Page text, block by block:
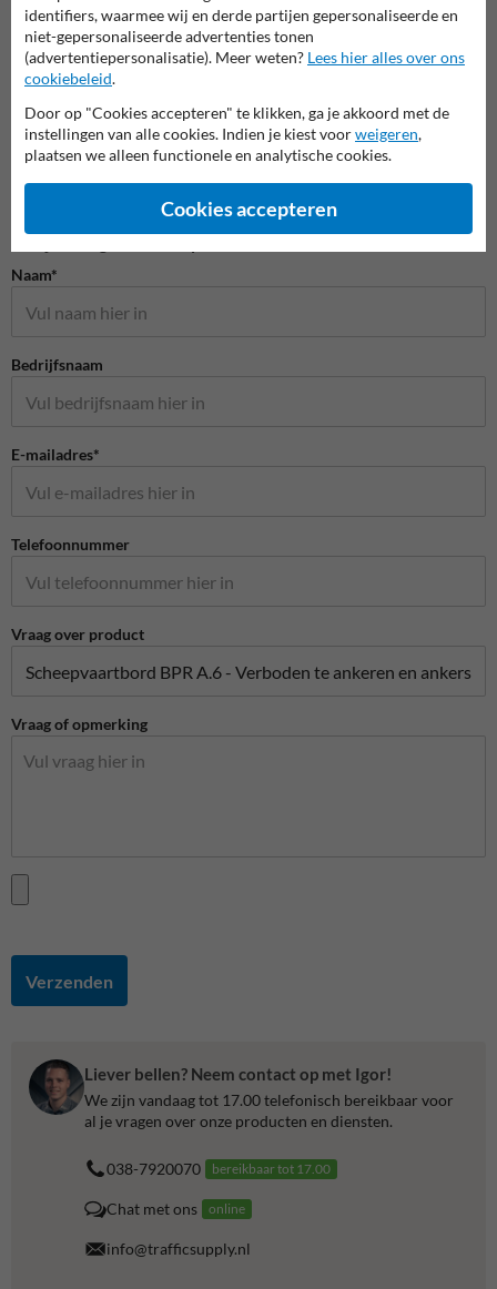
Scheepvaartborden BPR
Naam*
Bedrijfsnaam
E-mailadres*
Telefoonnummer
Vraag over product
Vraag of opmerking
Verzenden
Liever bellen? Neem contact op met Igor!
We zijn vandaag tot 17.00 telefonisch bereikbaar voor
al je vragen over onze producten en diensten.
038-7920070 bereikbaar tot 17.00
Chat met ons online
info@trafficsupply.nl
identifiers, waarmee wij en derde partijen gepersonaliseerde en
niet-gepersonaliseerde advertenties tonen
(advertentiepersonalisatie). Meer weten? Lees hier alles over ons
cookiebeleid.
Door op "Cookies accepteren" te klikken, ga je akkoord met de
instellingen van alle cookies. Indien je kiest voorweigeren,
plaatsen we alleen functionele en analytische cookies.
Cookies accepteren